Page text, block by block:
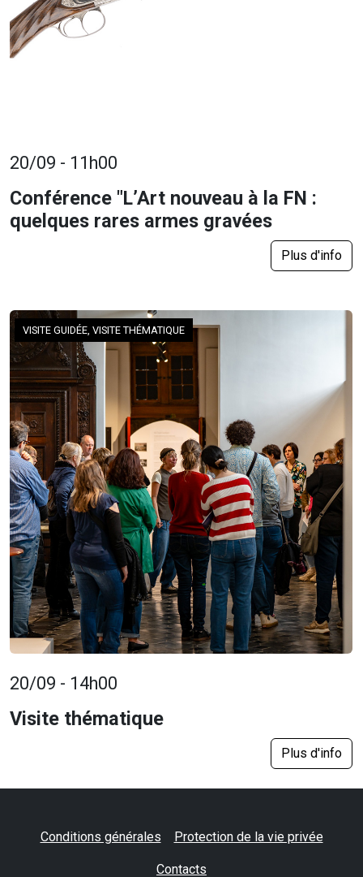
20/09 - 11h00
Conférence "L’Art nouveau à la FN :
quelques rares armes gravées
Plus d'info
VISITE GUIDÉE, VISITE THÉMATIQUE
20/09 - 14h00
Visite thématique
Plus d'info
Conditions générales Protection de la vie privée
Contacts